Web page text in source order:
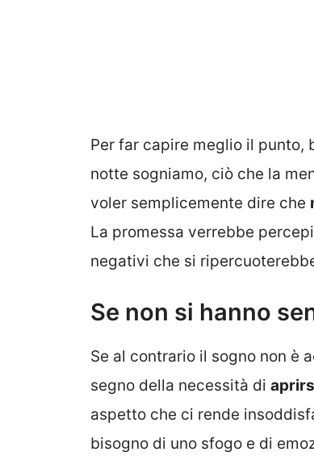
Per far capire meglio il punto,
notte sogniamo, ciò che la
voler semplicemente dire che
La promessa verrebbe
negativi che si
Se non si hanno
Se al contrario il sogno non è
segno della necessità di
aspetto che ci rende
bisogno di uno sfogo e di